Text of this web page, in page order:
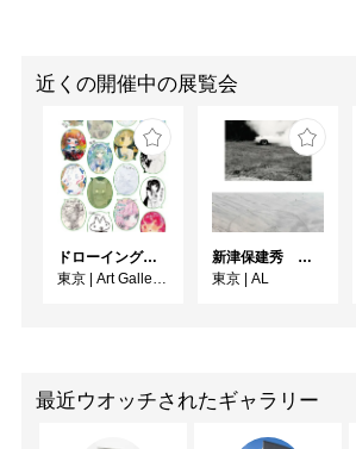
近くの開催中の展覧会
ドローイング展『絵とのダイアローグ 2026』
東京 | Art Gallery Shirokane 6c
新津保建秀 時の旅—写真はいつ届くのか
東京 | AL
最近ウオッチされたギャラリー